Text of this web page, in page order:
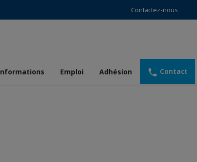
Contactez-nous
Emploi Adhésion Contact